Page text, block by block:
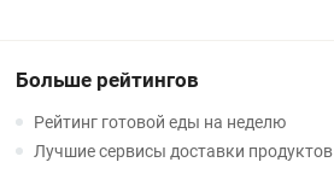
Больше рейтингов
Рейтинг готовой еды на неделю
Лучшие сервисы доставки продуктов